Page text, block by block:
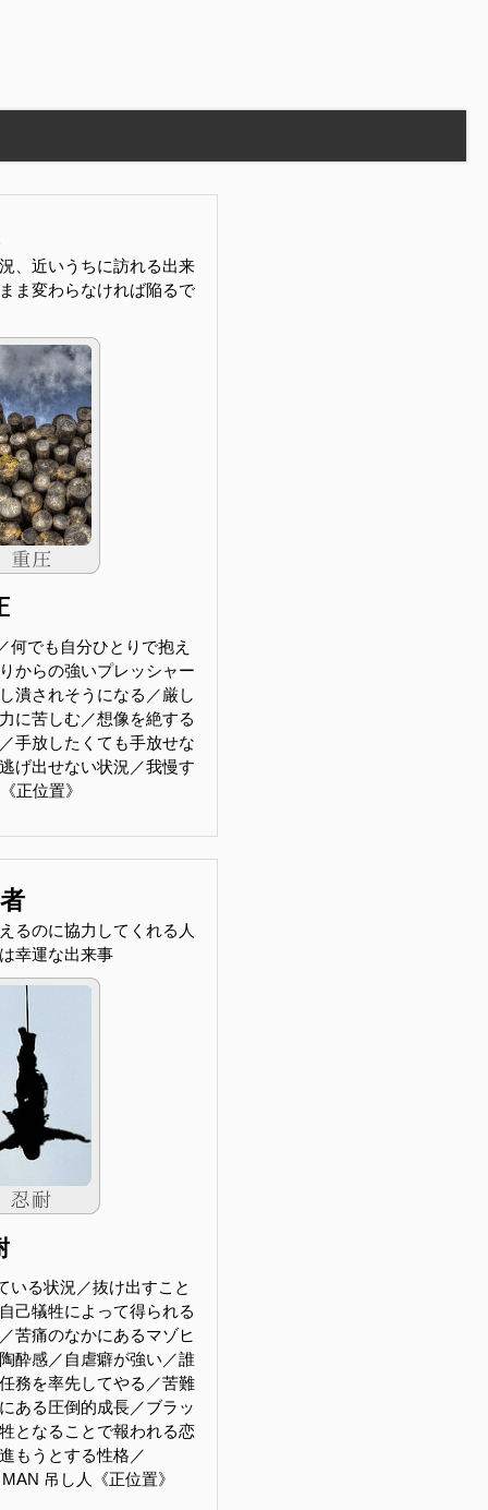
、近いうちに訪れる出来
ま変わらなければ陥るで
何でも自分ひとりで抱え
からの強いプレッシャー
潰されそうになる／厳し
に苦しむ／想像を絶する
手放したくても手放せな
げ出せない状況／我慢す
正位置》
るのに協力してくれる人
幸運な出来事
いる状況／抜け出すこと
己犠牲によって得られる
苦痛のなかにあるマゾヒ
酔感／自虐癖が強い／誰
務を率先してやる／苦難
ある圧倒的成長／ブラッ
となることで報われる恋
もうとする性格／
吊し人《正位置》